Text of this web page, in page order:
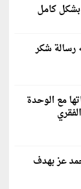
كامل
رسالة شكر
مع الوحدة
عز بهدف